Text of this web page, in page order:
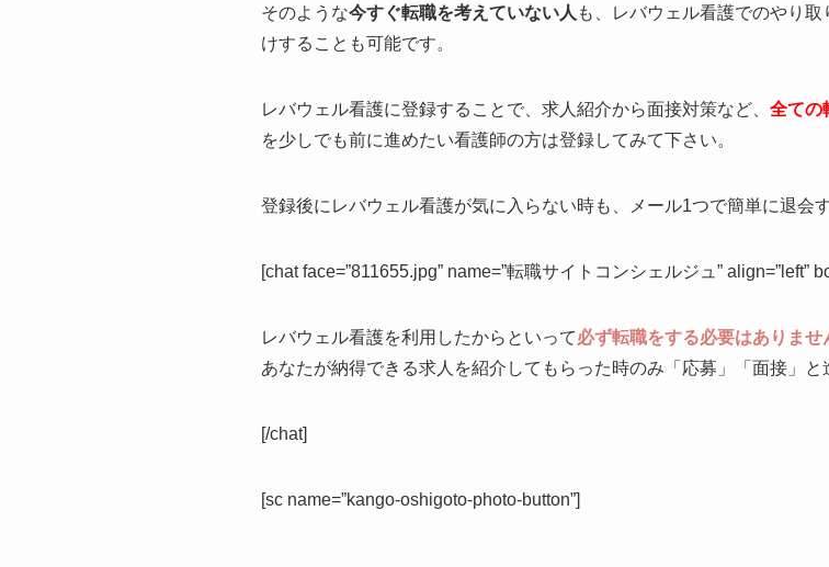
そのような今すぐ転職を考えていない人 も、レバウェル看護でのやり
けすることも可能です。
レバウェル看護に登録することで、求人紹介から面接対策など、 全ての
を少しでも前に進めたい看護師の方は登録してみて下さい。
登録後にレバウェル看護が気に入らない時も、メール1つで簡単に退会
[chat face=”811655.jpg” name=”転職サイトコンシェルジュ” align=”left”
レバウェル看護を利用したからといって必ず転職をする必要はありませ
あなたが納得できる求人を紹介してもらった時のみ「応募」「面接」と
[/chat]
[sc name=”kango-oshigoto-photo-button”]